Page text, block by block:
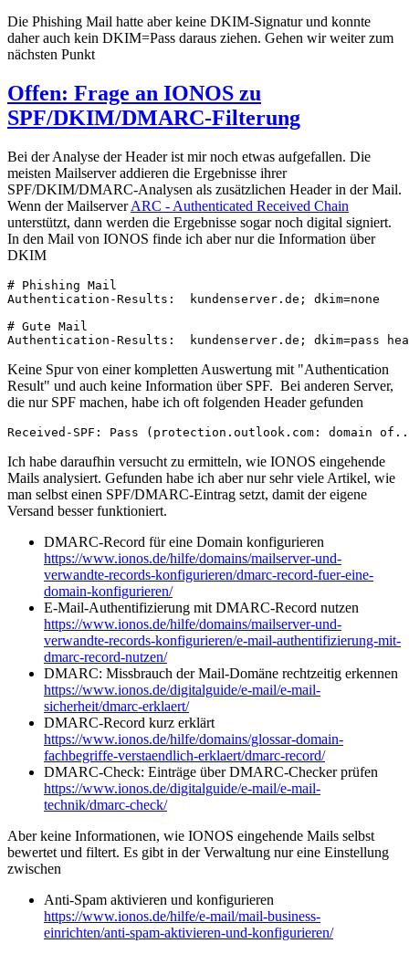
Die Phishing Mail hatte aber keine DKIM-Signatur und konnte
daher auch kein DKIM=Pass daraus ziehen. Gehen wir weiter zum
nächsten Punkt
Offen: Frage an IONOS zu
SPF/DKIM/DMARC-Filterung
Bei der Analyse der Header ist mir noch etwas aufgefallen. Die
meisten Mailserver addieren die Ergebnisse ihrer
SPF/DKIM/DMARC-Analysen als zusätzlichen Header in der Mail.
Wenn der MailserverARC - Authenticated Received Chain
unterstützt, dann werden die Ergebnisse sogar noch digital signiert.
In den Mail von IONOS finde ich aber nur die Information über
DKIM
# Phishing Mail
Authentication-Results:  kundenserver.de; dkim=none
# Gute Mail
Authentication-Results:  kundenserver.de; dkim=pass
Keine Spur von einer kompletten Auswertung mit "Authentication
Result" und auch keine Information über SPF. Bei anderen Server,
die nur SPF machen, habe ich oft folgenden Header gefunden
Received-SPF: Pass (protection.outlook.com: domain
Ich habe daraufhin versucht zu ermitteln, wie IONOS eingehende
Mails analysiert. Gefunden habe ich aber nur sehr viele Artikel, wie
man selbst einen SPF/DMARC-Eintrag setzt, damit der eigene
Versand besser funktioniert.
DMARC-Record für eine Domain konfigurieren
https://www.ionos.de/hilfe/domains/mailserver-und-
verwandte-records-konfigurieren/dmarc-record-fuer-eine-
domain-konfigurieren/
E-Mail-Authentifizierung mit DMARC-Record nutzen
https://www.ionos.de/hilfe/domains/mailserver-und-
verwandte-records-konfigurieren/e-mail-authentifizierung-mit-
dmarc-record-nutzen/
DMARC: Miss­brauch der Mail-Domäne recht­zei­tig erkennen
https://www.ionos.de/digitalguide/e-mail/e-mail-
sicherheit/dmarc-erklaert/
DMARC-Record kurz erklärt
https://www.ionos.de/hilfe/domains/glossar-domain-
fachbegriffe-verstaendlich-erklaert/dmarc-record/
DMARC-Check: Einträge über DMARC-Checker prüfen
https://www.ionos.de/digitalguide/e-mail/e-mail-
technik/dmarc-check/
Aber keine Informationen, wie IONOS eingehende Mails selbst
bewertet und filtert. Es gibt in der Verwaltung nur eine Einstellung
zwischen
Anti-Spam aktivieren und konfigurieren
https://www.ionos.de/hilfe/e-mail/mail-business-
einrichten/anti-spam-aktivieren-und-konfigurieren/